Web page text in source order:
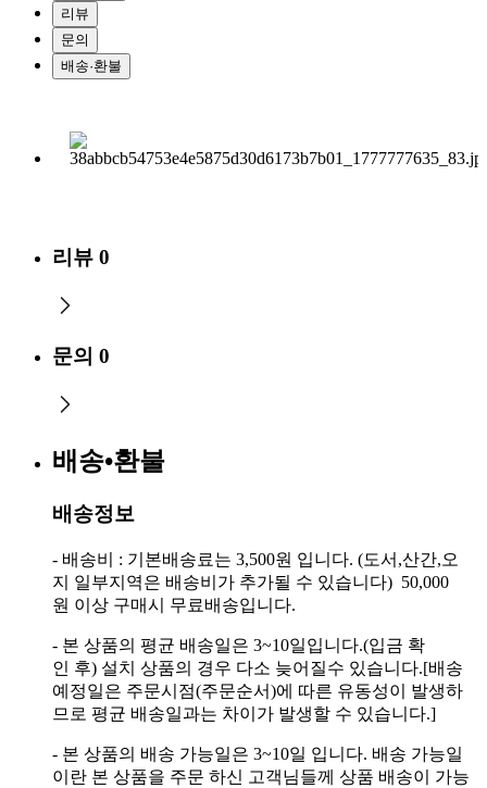
리뷰
문의
배송·환불
리뷰 0
문의 0
배송•환불
배송정보
- 배송비 : 기본배송료는 3,500원 입니다. (도서,산간,오
지 일부지역은 배송비가 추가될 수 있습니다) 50,000
원 이상 구매시 무료배송입니다.
- 본 상품의 평균 배송일은 3~10일입니다.(입금 확
인 후) 설치 상품의 경우 다소 늦어질수 있습니다.[배송
예정일은 주문시점(주문순서)에 따른 유동성이 발생하
므로 평균 배송일과는 차이가 발생할 수 있습니다.]
- 본 상품의 배송 가능일은 3~10일 입니다. 배송 가능일
이란 본 상품을 주문 하신 고객님들께 상품 배송이 가능